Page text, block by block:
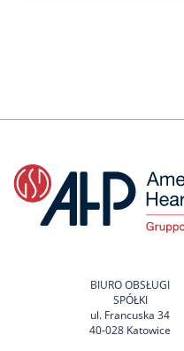
BIURO OBSŁUGI
SPÓŁKI
ul. Francuska 34
40-028 Katowice